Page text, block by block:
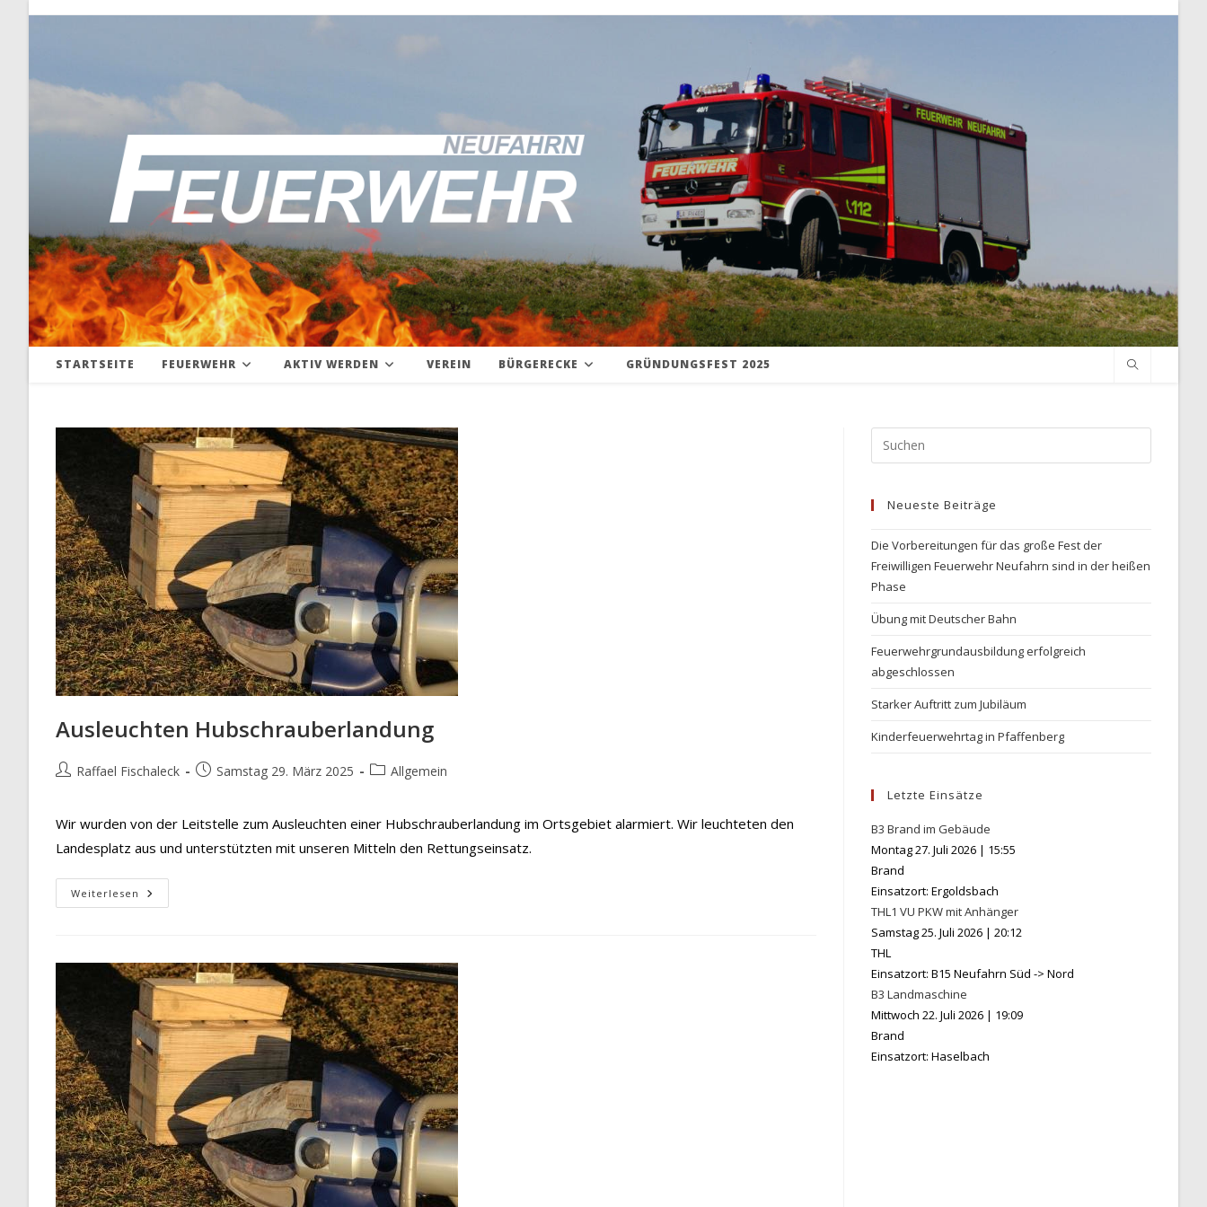
STARTSEITE FEUERWEHR AKTIV WERDEN VEREIN BÜRGERECKE GRÜNDUNGSFEST 2025
Ausleuchten Hubschrauberlandung
Beitrags-
Raffael Fischaleck
BeitragSamstag 29. März 2025
Beitrags-
Allgemein
Wir wurden von der Leitstelle zum Ausleuchten einer Hubschrauberlandung im Ortsgebiet alarmiert. Wir leuchteten den
Landesplatz aus und unterstützten mit unseren Mitteln den Rettungseinsatz.
Weiterlesen Ausleuchten
Hubschrauberlandung
Escape
Neueste Beiträge
Die Vorbereitungen für das große Fest der
Freiwilligen Feuerwehr Neufahrn sind in der heißen
Phase
Übung mit Deutscher Bahn
Feuerwehrgrundausbildung erfolgreich
abgeschlossen
Starker Auftritt zum Jubiläum
Kinderfeuerwehrtag in Pfaffenberg
Letzte Einsätze
B3 Brand im Gebäude
Montag 27. Juli 2026 | 15:55
Brand
Einsatzort: Ergoldsbach
THL1 VU PKW mit Anhänger
Samstag 25. Juli 2026 |20:12
THL
Einsatzort: B15 Neufahrn Süd -> Nord
B3 Landmaschine
Mittwoch 22. Juli 2026 | 19:09
Brand
Einsatzort: Haselbach